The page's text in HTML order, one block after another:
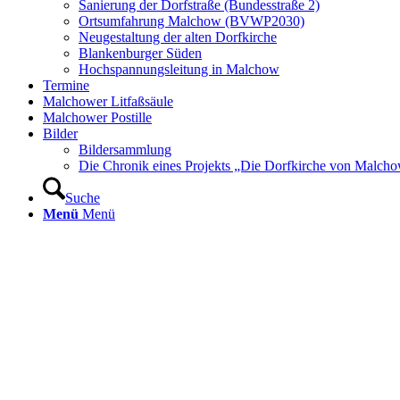
Sanierung der Dorfstraße (Bundesstraße 2)
Ortsumfahrung Malchow (BVWP2030)
Neugestaltung der alten Dorfkirche
Blankenburger Süden
Hochspannungsleitung in Malchow
Termine
Malchower Litfaßsäule
Malchower Postille
Bilder
Bildersammlung
Die Chronik eines Projekts „Die Dorfkirche von
Suche
Menü Menü